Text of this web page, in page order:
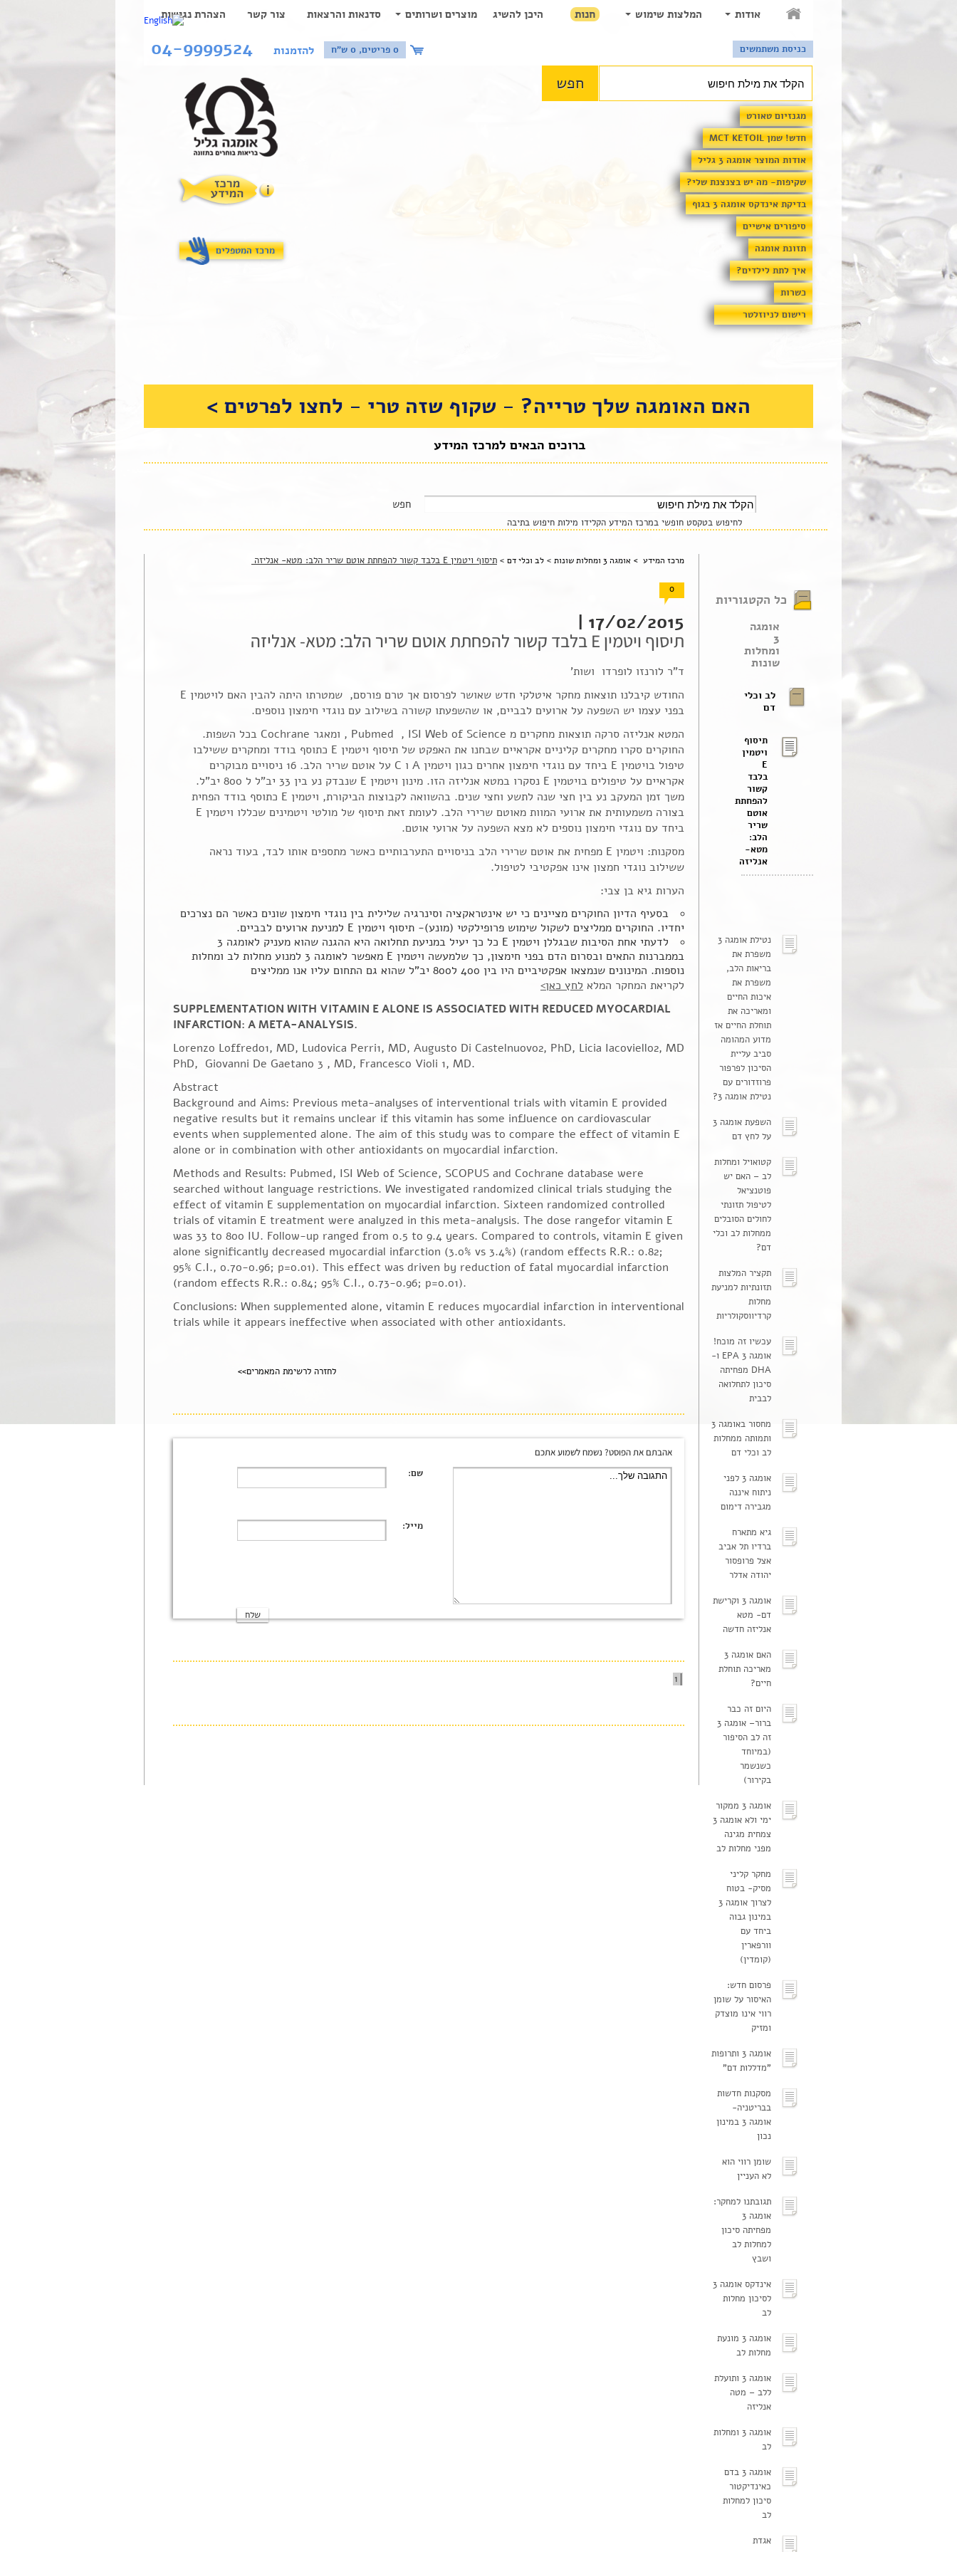
אודות המלצות שימוש חנות היכן להשיג מוצרים ושרותים סדנאות והרצאות צור קשר הצהרת נגישות
כניסת משתמשים 0 פריטים, 0 ש"ח להזמנות 04-9999524
מגנזיום טאורט
חדש! שמן MCT KETOIL
אודות המוצר אומגה 3 גליל
שקיפות- מה יש בצנצנת שלי?
בדיקת אינדקס אומגה 3 בגוף
סיפורים אישיים
תזונת אומגה
איך לתת לילדים?
כשרות
רישום לניוזלטר
מרכז המטפלים
האם האומגה שלך טרייה? - שקוף שזה טרי - לחצו לפרטים >
ברוכים הבאים למרכז המידע
לחיפוש בטקסט חופשי במרכז המידע הקלידו מילות חיפוש בתיבה
כל הקטגוריות
אומגה
3
ומחלות
שונות
לב וכלי
דם
תיסוף
ויטמין
E
בלבד
קשור
להפחתת
אוטם
שריר
הלב:
מטא-
אנליזה
נטילת אומגה 3
משפרת את
בריאות הלב,
משפרת את
איכות החיים
ומאריכה את
תוחלת החיים אז
מדוע המהומה
סביב עליית
הסיכון לפרפור
פרוזדורים עם
נטילת אומגה 3?
השפעת אומגה 3
על לחץ דם
קטואויל ומחלות
לב – האם יש
פוטנציאל
לטיפול תזונתי
לחולים הסובלים
ממחלות לב וכלי
דם?
תקציר המלצות
תזונתיות למניעת
מחלות
קרדיווסקולריות
עכשיו זה מוכח!
אומגה 3 EPA ו-
DHA מפחיתה
סיכון לתחלואה
לבבית
מחסור באומגה 3
ותמותה ממחלות
לב וכלי דם
אומגה 3 לפני
ניתוח איננה
מגבירה דימום
גיא מתארח
ברדיו תל אביב
אצל פרופסור
יהודה אדלר
אומגה 3 וקרישת
דם- מטא
אנליזה חדשה
האם אומגה 3
מאריכה תוחלת
חיים?
היום זה כבר
ברור– אומגה 3
זה לב הסיפור
(במיוחד
כשנשמר
בקירור)
אומגה 3 ממקור
ימי ולא אומגה 3
צמחית מגינה
מפני מחלות לב
מחקר קליני
מסיק- בטוח
לצרוך אומגה 3
במינון גבוה
ביחד עם
וורפארין
(קומדין)
פרסום חדש:
האיסור על שומן
רווי אינו מוצדק
ומזיק
אומגה 3 ותרופות
"מדללות דם"
מסקנות חדשות
בבריטניה-
אומגה 3 במינון
נכון
שומן רווי הוא
לא העניין
תגובתנו למחקר:
אומגה 3
מפחיתה סיכון
למחלות לב
ושבץ
אינדקס אומגה 3
לסיכון מחלות
לב
אומגה 3 מונעת
מחלות לב
אומגה 3 ותועלת
ללב – מטה
אנליזה
אומגה 3 ומחלות
לב
אומגה 3 בדם
כאינדיקטור
סיכון למחלות
לב
אגדת
מרכז המידע > אומגה 3 ומחלות שונות > לב וכלי דם > תיסוף ויטמין E בלבד קשור להפחתת אוטם שריר הלב: מטא- אנליזה
0
17/02/2015 |
תיסוף ויטמין E בלבד קשור להפחתת אוטם שריר הלב: מטא- אנליזה
ד"ר לורנזו לופרדו ושות'
החודש קיבלנו תוצאות מחקר איטלקי חדש שאושר לפרסום אך טרם פורסם, שמטרתו היתה להבין האם לויטמין E
בפני עצמו יש השפעה על ארועים לבביים, או שהשפעתו קשורה בשילוב עם נוגדי חימצון נוספים.
המטא אנליזה סרקה תוצאות מחקרים מ Pubmed , ISI Web of Science , ומאגר Cochrane בכל השפות.
החוקרים סקרו מחקרים קליניים אקראיים שבחנו את האפקט של תיסוף ויטמין E כתוסף בודד ומחקרים ששילבו
טיפול בויטמין E ביחד עם נוגדי חימצון אחרים כגון ויטמין A ו C על אוטם שריר הלב. 16 ניסויים מבוקרים
אקראיים על טיפולים בויטמין E נסקרו במטא אנליזה הזו. מינון ויטמין E שנבדק נע בין 33 יב"ל ל 800 יב"ל.
משך זמן המעקב נע בין חצי שנה לתשע וחצי שנים. בהשוואה לקבוצות הביקורת, ויטמין E כתוסף בודד הפחית
בצורה משמעותית את ארועי המוות מאוטם שרירי הלב. לעומת זאת תיסוף של מולטי ויטמינים שכללו ויטמין E
ביחד עם נוגדי חימצון נוספים לא מצא השפעה על ארועי אוטם.
מסקנות: ויטמין E מפחית את אוטם שרירי הלב בניסויים התערבותיים כאשר מתספים אותו לבד, בעוד נראה
ששילוב נוגדי חמצון אינו אפקטיבי לטיפול.
הערות גיא בן צבי:
בסעיף הדיון החוקרים מציינים כי יש אינטראקציה וסינרגיה שלילית בין נוגדי חימצון שונים כאשר הם נצרכים
יחדיו. החוקרים ממליצים לשקול שימוש פרופילקטי (מונע)- תיסוף ויטמין E למניעת ארועים לבביים.
לדעתי אחת הסיבות שבגללן ויטמין E כל כך יעיל במניעת תחלואה היא ההגנה שהוא מעניק לאומגה 3
בממברנות התאים ובסרום הדם בפני חימצון, כך שלמעשה ויטמין E מאפשר לאומגה 3 למנוע מחלות לב ומחלות
נוספות. המינונים שנמצאו אפקטיביים היו בין 400 ל800 יב"ל שהוא גם התחום עליו אנו ממליצים
לקריאת המחקר המלא לחץ כאן>
SUPPLEMENTATION WITH VITAMIN E ALONE IS ASSOCIATED WITH REDUCED MYOCARDIAL
INFARCTION: A META-ANALYSIS.
Lorenzo Loffredo1, MD, Ludovica Perri1, MD, Augusto Di Castelnuovo2, PhD, Licia Iacoviello2, MD
PhD, Giovanni De Gaetano 3 , MD, Francesco Violi 1, MD.
Abstract
Background and Aims: Previous meta-analyses of interventional trials with vitamin E provided
negative results but it remains unclear if this vitamin has some influence on cardiovascular
events when supplemented alone. The aim of this study was to compare the effect of vitamin E
alone or in combination with other antioxidants on myocardial infarction.
Methods and Results: Pubmed, ISI Web of Science, SCOPUS and Cochrane database were
searched without language restrictions. We investigated randomized clinical trials studying the
effect of vitamin E supplementation on myocardial infarction. Sixteen randomized controlled
trials of vitamin E treatment were analyzed in this meta-analysis. The dose rangefor vitamin E
was 33 to 800 IU. Follow-up ranged from 0.5 to 9.4 years. Compared to controls, vitamin E given
alone significantly decreased myocardial infarction (3.0% vs 3.4%) (random effects R.R.: 0.82;
95% C.I., 0.70-0.96; p=0.01). This effect was driven by reduction of fatal myocardial infarction
(random effects R.R.: 0.84; 95% C.I., 0.73-0.96; p=0.01).
Conclusions: When supplemented alone, vitamin E reduces myocardial infarction in interventional
trials while it appears ineffective when associated with other antioxidants.
לחזרה לרשימת המאמרים>>
אהבתם את הפוסט? נשמח לשמוע אתכם
שם:
מייל:
1